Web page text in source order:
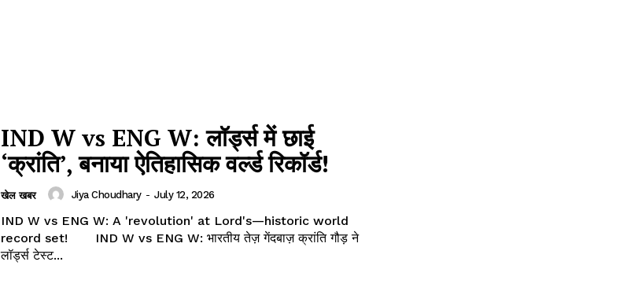
IND W vs ENG W: लॉर्ड्स में छाई
‘क्रांति’, बनाया ऐतिहासिक वर्ल्ड रिकॉर्ड!
खेल खबर Jiya Choudhary - July 12, 2026
IND W vs ENG W: A 'revolution' at Lord's—historic world
record set! IND W vs ENG W: भारतीय तेज़ गेंदबाज़ क्रांति गौड़ ने
लॉर्ड्स टेस्ट...